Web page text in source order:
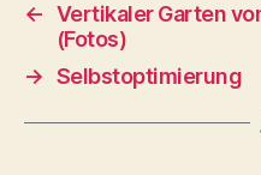
← Vertikaler Garten
(Fotos)
→ Selbstoptimierung